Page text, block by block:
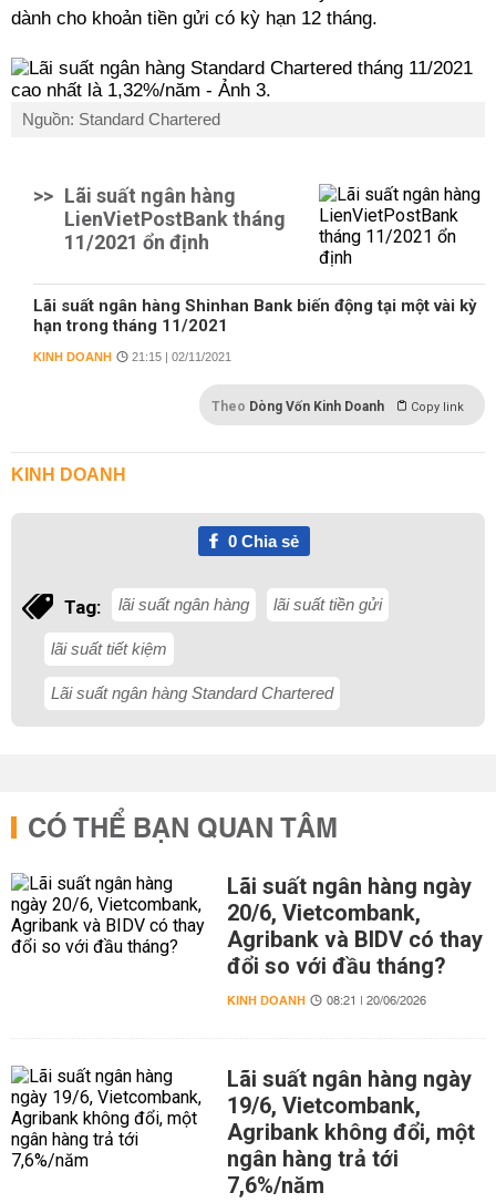
dành cho khoản tiền gửi có kỳ hạn 12 tháng.
Nguồn: Standard Chartered
>> Lãi suất ngân hàng
LienVietPostBank tháng
11/2021 ổn định
Lãi suất ngân hàng Shinhan Bank biến động tại một vài kỳ
hạn trong tháng 11/2021
KINH DOANH 21:15 | 02/11/2021
Theo Dòng Vốn Kinh Doanh Copy link
KINH DOANH
0Chia sẻ
Tag: lãi suất ngân hàng lãi suất tiền gửi
lãi suất tiết kiệm
Lãi suất ngân hàng Standard Chartered
CÓ THỂ BẠN QUAN TÂM
Lãi suất ngân hàng ngày
20/6, Vietcombank,
Agribank và BIDV có thay
đổi so với đầu tháng?
KINH DOANH 08:21 | 20/06/2026
Lãi suất ngân hàng ngày
19/6, Vietcombank,
Agribank không đổi, một
ngân hàng trả tới
7,6%/năm